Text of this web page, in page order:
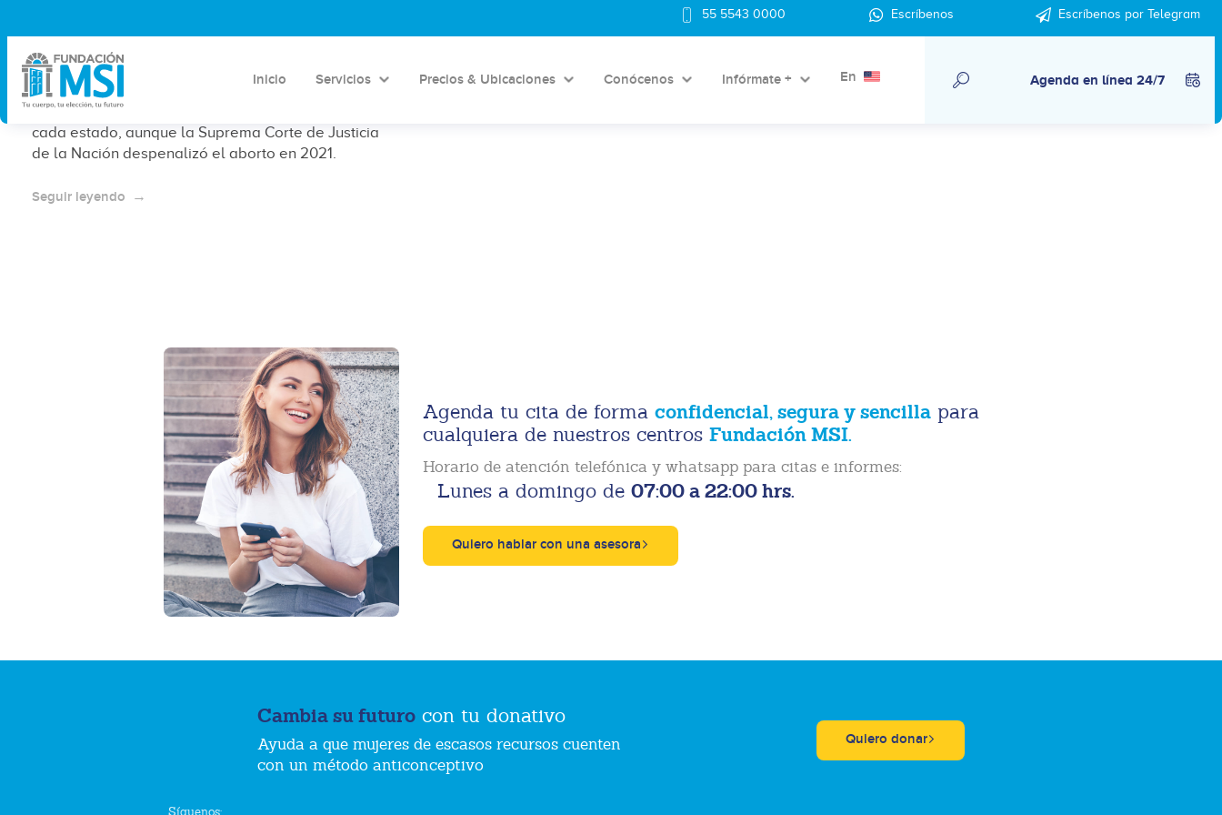
55 5543 0000 Escríbenos Escríbenos por Telegram
Inicio Servicios Precios & Ubicaciones Conócenos Infórmate + En Agenda en línea 24/7
¿Cuál es el marco legal del aborto
en México?
En México, el marco legal del aborto depende de
cada estado, aunque la Suprema Corte de Justicia
de la Nación despenalizó el aborto en 2021.
Seguir leyendo
Agenda tu cita de forma confidencial, segura y sencillapara
cualquiera de nuestros centros Fundación MSI.
Horario de atención telefónica y whatsapp para citas e informes:
Lunes a domingo de 07:00 a 22:00 hrs.
Quiero hablar con una asesora
Cambia su futuro con tu donativo
Ayuda a que mujeres de escasos recursos cuenten
con un método anticonceptivo
Quiero donar